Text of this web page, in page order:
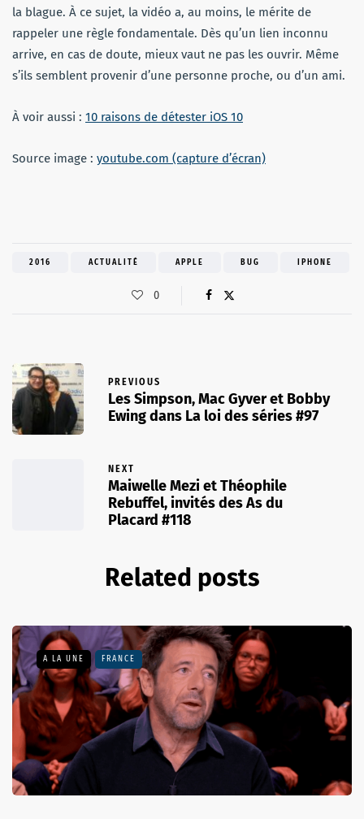
la blague. À ce sujet, la vidéo a, au moins, le mérite de
rappeler une règle fondamentale. Dès qu’un lien inconnu
arrive, en cas de doute, mieux vaut ne pas les ouvrir. Même
s’ils semblent provenir d’une personne proche, ou d’un ami.
À voir aussi : 10 raisons de détester iOS 10
Source image : youtube.com (capture d’écran)
2016 ACTUALITÉ APPLE BUG IPHONE
0
PREVIOUS
Les Simpson, Mac Gyver et Bobby
Ewing dans La loi des séries #97
NEXT
Maiwelle Mezi et Théophile
Rebuffel, invités des As du
Placard #118
Related posts
A LA UNE FRANCE